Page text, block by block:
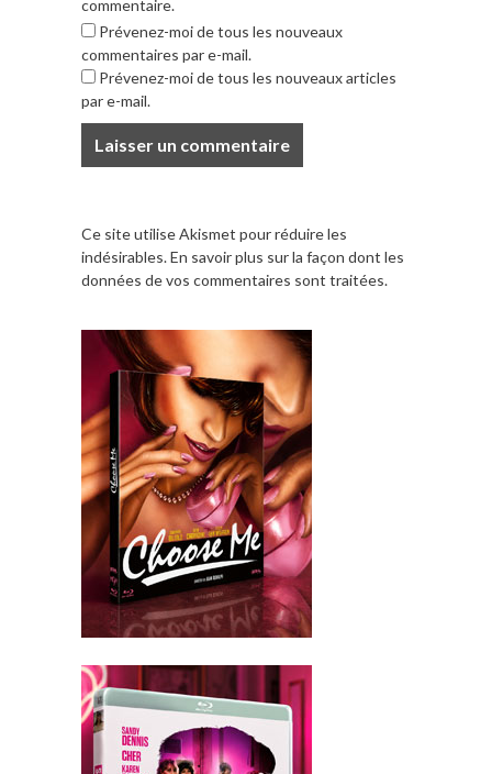
commentaire.
Prévenez-moi de tous les nouveaux
commentaires par e-mail.
Prévenez-moi de tous les nouveaux articles
par e-mail.
Ce site utilise Akismet pour réduire les
indésirables.En savoir plus sur la façon dont les
données de vos commentaires sont traitées.